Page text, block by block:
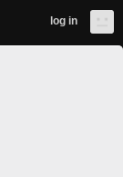
log in